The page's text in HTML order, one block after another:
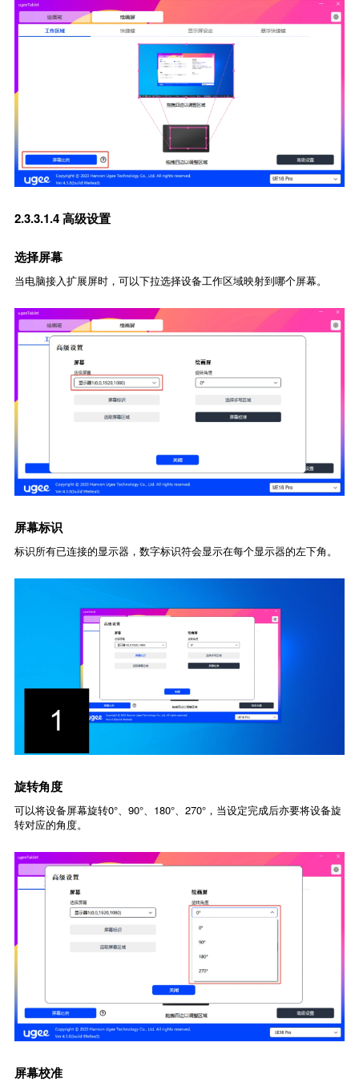
2.3.3.1.4 高级设置
选择屏幕
当电脑接入扩展屏时，可以下拉选择设备工作区域映射到哪个屏幕。
屏幕标识
标识所有已连接的显示器，数字标识符会显示在每个显示器的左下角。
旋转角度
可以将设备屏幕旋转0°、90°、180°、270°，当设定完成后亦要将设备旋
转对应的角度。
屏幕校准